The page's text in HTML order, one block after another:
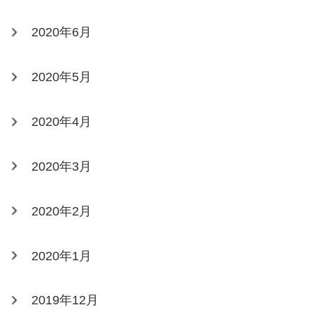
2020年6月
2020年5月
2020年4月
2020年3月
2020年2月
2020年1月
2019年12月